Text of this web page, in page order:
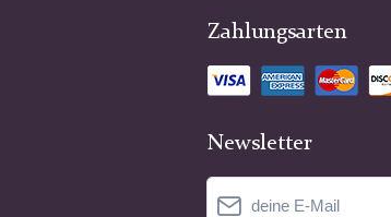
Zahlungsarten
Newsletter